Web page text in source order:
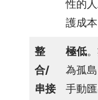
性的
護成本
整
合/
串接
極低
為孤
手動匯